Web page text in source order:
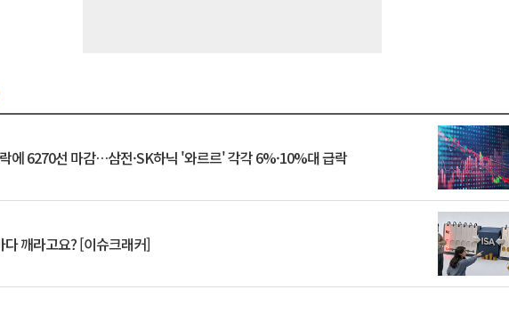
에 6270선 마감…삼전·SK하닉 '와르르' 각각 6%·10%대 급락
다 깨라고요? [이슈크래커]